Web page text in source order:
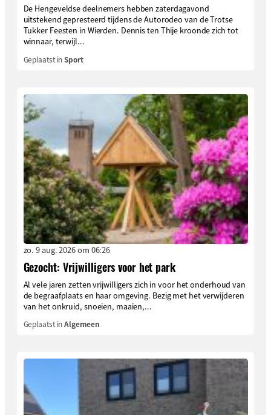
De Hengeveldse deelnemers hebben zaterdagavond
uitstekend gepresteerd tijdens de Autorodeo van de Trotse
Tukker Feesten in Wierden. Dennis ten Thije kroonde zich tot
winnaar, terwijl...
Geplaatst inSport
zo. 9 aug. 2026 om 06:26
Gezocht: Vrijwilligers voor het park
Al vele jaren zetten vrijwilligers zich in voor het onderhoud van
de begraafplaats en haar omgeving. Bezig met het verwijderen
van het onkruid, snoeien, maaien,...
Geplaatst inAlgemeen